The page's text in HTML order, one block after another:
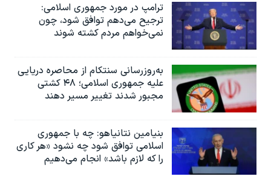
ترامپ در مورد جمهوری اسلامی:
ترجیح می‌دهم توافق شود، چون
نمی‌خواهم مردم کشته شوند
به‌روزرسانی سنتکام از محاصره دریایی
علیه جمهوری اسلامی؛ ۴۸ کشتی
مجبور شدند تغییر مسیر دهند
بنیامین نتانیاهو: چه با جمهوری
اسلامی توافق شود چه نشود «هر کاری
را که لازم باشد» انجام می‌دهیم